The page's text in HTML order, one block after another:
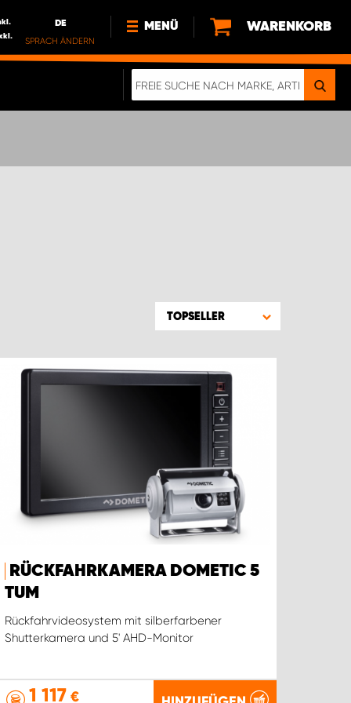
DE
SPRACH ÄNDERN
MENÜ
NEWS
WARENKORB
TOPSELLER
RÜCKFAHRKAMERA DOMETIC 5
TUM
Rückfahrvideosystem mit silberfarbener
Shutterkamera und 5' AHD-Monitor
1 117 €